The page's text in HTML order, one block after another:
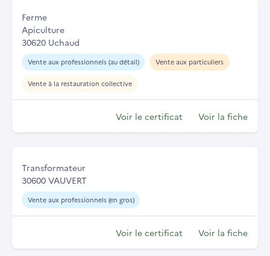
Ferme
Apiculture
30620 Uchaud
Vente aux professionnels (au détail) Vente aux particuliers
Vente à la restauration collective
Voir le certificat Voir la fiche
Transformateur
30600 VAUVERT
Vente aux professionnels (en gros)
Voir le certificat Voir la fiche